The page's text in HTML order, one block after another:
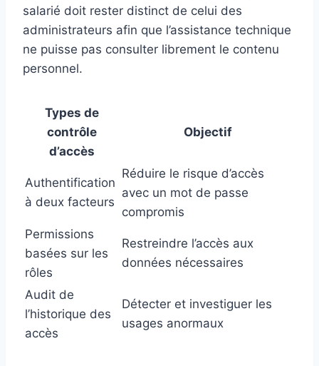
salarié doit rester distinct de celui des
administrateurs afin que l’assistance technique
ne puisse pas consulter librement le contenu
personnel.
Types de
contrôle
d’accès
Objectif
Authentification
à deux facteurs
Réduire le risque d’accès
avec un mot de passe
compromis
Permissions
basées sur les
rôles
Restreindre l’accès aux
données nécessaires
Audit de
l’historique des
accès
Détecter et investiguer les
usages anormaux